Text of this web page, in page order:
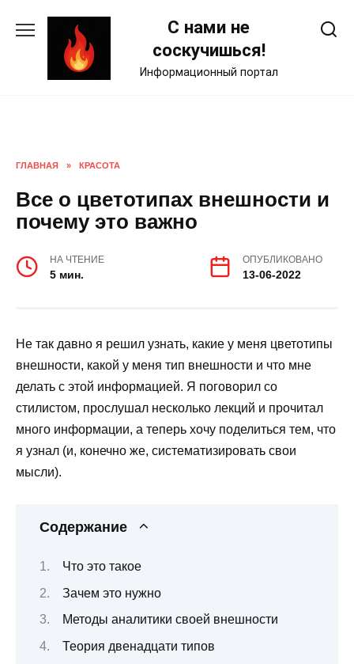
С нами не
соскучишься!
Информационный портал
ГЛАВНАЯ » КРАСОТА
Все о цветотипах внешности и
почему это важно
НА ЧТЕНИЕ
5 мин.
ОПУБЛИКОВАНО
13-06-2022
Не так давно я решил узнать, какие у меня цветотипы
внешности, какой у меня тип внешности и что мне
делать с этой информацией. Я поговорил со
стилистом, прослушал несколько лекций и прочитал
много информации, а теперь хочу поделиться тем, что
я узнал (и, конечно же, систематизировать свои
мысли).
Содержание
Что это такое
Зачем это нужно
Методы аналитики своей внешности
Теория двенадцати типов